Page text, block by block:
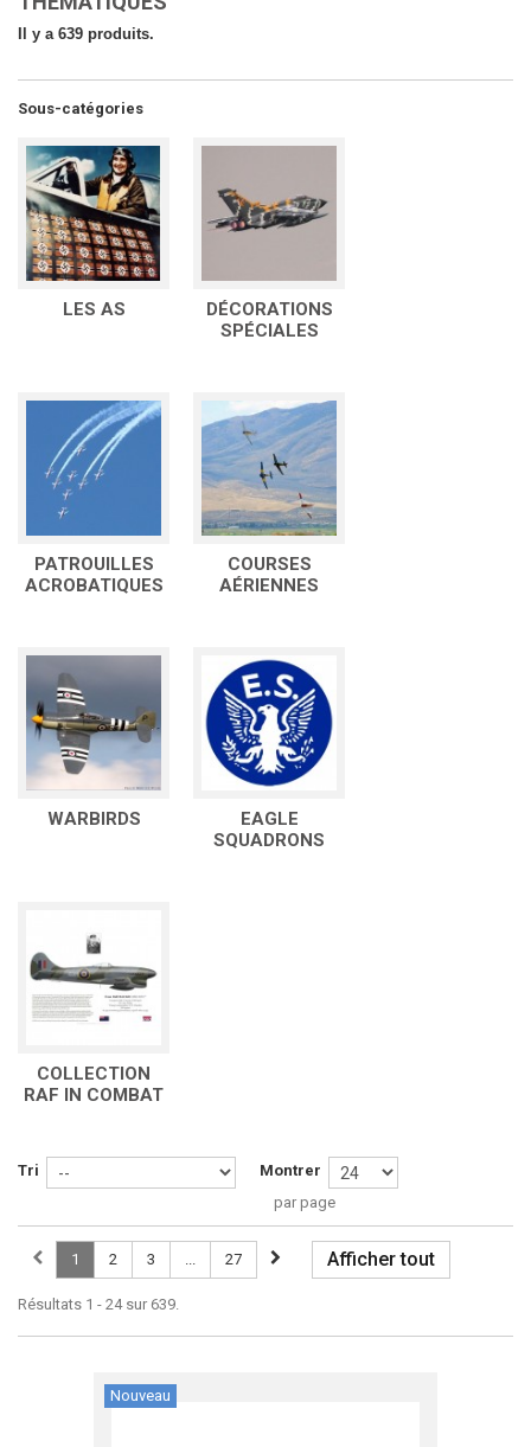
Il y a 639 produits.
Sous-catégories
LES AS
DÉCORATIONS
SPÉCIALES
PATROUILLES
ACROBATIQUES
COURSES
AÉRIENNES
WARBIRDS
EAGLE
SQUADRONS
COLLECTION
RAF IN COMBAT
Tri
Montrer
par page
Afficher tout
1 2 3 ... 27
Résultats 1 - 24 sur 639.
Nouveau